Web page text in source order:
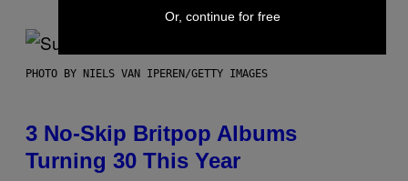
PHOTO BY NIELS VAN IPEREN/GETTY IMAGES
3 No-Skip Britpop Albums
Turning 30 This Year
Or, continue for free